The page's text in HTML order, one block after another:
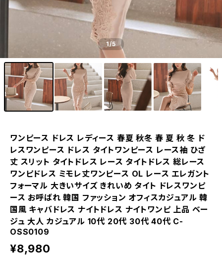
1/5
ワンピース ドレス レディース 春夏 秋冬 春 夏 秋 冬 ド
レスワンピース ドレス タイトワンピース レース袖 ひざ
丈 スリット タイトドレス レース タイトドレス 総レース
ワンピドレス ミモレ丈ワンピース OL レース エレガント
フォーマル 大きいサイズ きれいめ タイト ドレスワンピ
ース お呼ばれ 韓国 ファッション オフィスカジュアル 韓
国風 キャバドレス ナイトドレス ナイトワンピ 上品 ベー
ジュ 大人 カジュアル 10代 20代 30代 40代 C-
OSS0109
¥8,980